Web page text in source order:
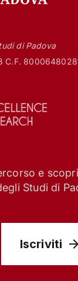
di Padova
C.F.
e
Studi di
Iscriviti